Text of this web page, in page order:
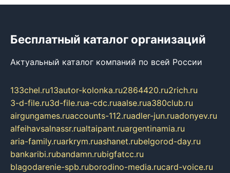
Бесплатный каталог организаций
Актуальный каталог компаний по всей России
133chel.ru13autor-kolonka.ru2864420.ru2rich.ru
3-d-file.ru3d-file.rua-cdc.ruaalse.rua380club.ru
airgungames.ruaccounts-112.ruadler-jun.ruadonyev.ru
alfeihavsalnassr.rualtaipant.ruargentinamia.ru
aria-family.ruarkrym.ruashanet.rubelgorod-day.ru
bankaribi.rubandamn.rubigfatcc.ru
blagodarenie-spb.ruborodino-media.rucard-voice.ru